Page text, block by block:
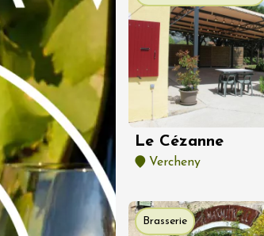
Le Cézanne
Vercheny
Brasserie